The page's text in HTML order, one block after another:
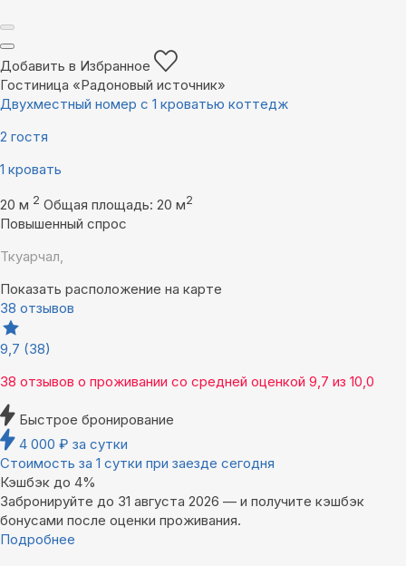
Добавить в Избранное
Гостиница «Радоновый источник»
Двухместный номер с 1 кроватью коттедж
2 гостя
1 кровать
20 м 2 Общая площадь: 20 м2
Повышенный спрос
Ткуарчал,
Показать расположение на карте
38 отзывов
9,7 (38)
38 отзывов о проживании со средней оценкой 9,7 из 10,0
Быстрое бронирование
4 000 ₽ за сутки
Стоимость за 1 сутки при заезде сегодня
Кэшбэк до 4%
Забронируйте до 31 августа 2026 — и получите кэшбэк
бонусами после оценки проживания.
Подробнее